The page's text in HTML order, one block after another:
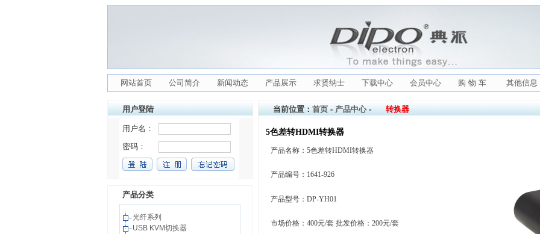
网站首页 公司简介 新闻动态 产品展示 求贤纳士 下载中心 会员中心 购 物 车 其他信息
用户登陆
产品分类
光纤系列
USB KVM切换器
当前位置： 首页- 产品中心- 转换器
5色差转HDMI转换器
产品名称：5色差转HDMI转换器
产品编号：1641-926
产品型号：DP-YH01
市场价格：400元/套 批发价格：200元/套